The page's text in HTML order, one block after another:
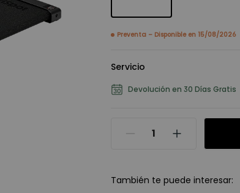
Preventa – Disponible en 15/08/2026
Servicio
Devolución en 30 Días Gratis
También te puede interesar: